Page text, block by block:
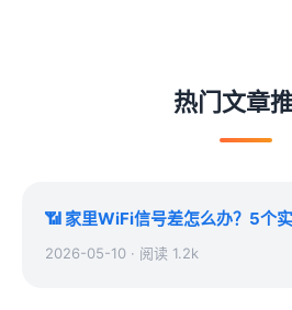
热门文章
📶 家里WiFi信号差怎么办？5个
2026-05-10 · 阅读 1.2k